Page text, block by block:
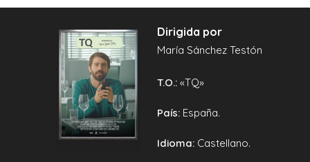
Dirigida por
María Sánchez Testón
T.O.: «TQ»
País: España.
Idioma: Castellano.